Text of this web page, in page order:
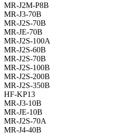
MR-J2M-P8B
MR-J3-70B
MR-J2S-70B
MR-JE-70B
MR-J2S-100A
MR-J2S-60B
MR-J2S-70B
MR-J2S-100B
MR-J2S-200B
MR-J2S-350B
HF-KP13
MR-J3-10B
MR-JE-10B
MR-J2S-70A
MR-J4-40B